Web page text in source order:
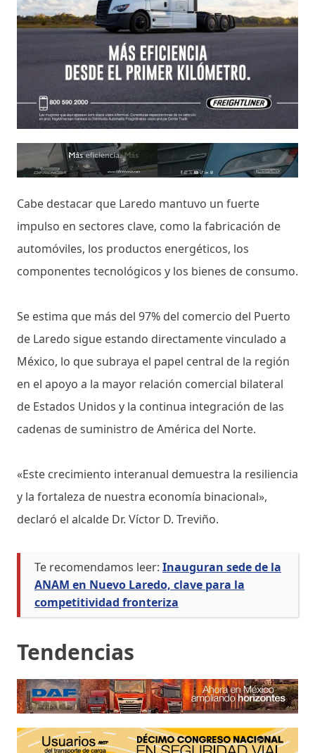
Cabe destacar que Laredo mantuvo un fuerte
impulso en sectores clave, como la fabricación de
automóviles, los productos energéticos, los
componentes tecnológicos y los bienes de consumo.
Se estima que más del 97% del comercio del Puerto
de Laredo sigue estando directamente vinculado a
México, lo que subraya el papel central de la región
en el apoyo a la mayor relación comercial bilateral
de Estados Unidos y la continua integración de las
cadenas de suministro de América del Norte.
«Este crecimiento interanual demuestra la resiliencia
y la fortaleza de nuestra economía binacional»,
declaró el alcalde Dr. Víctor D. Treviño.
Te recomendamos leer: Inauguran sede de la
ANAM en Nuevo Laredo, clave para la
competitividad fronteriza
Tendencias